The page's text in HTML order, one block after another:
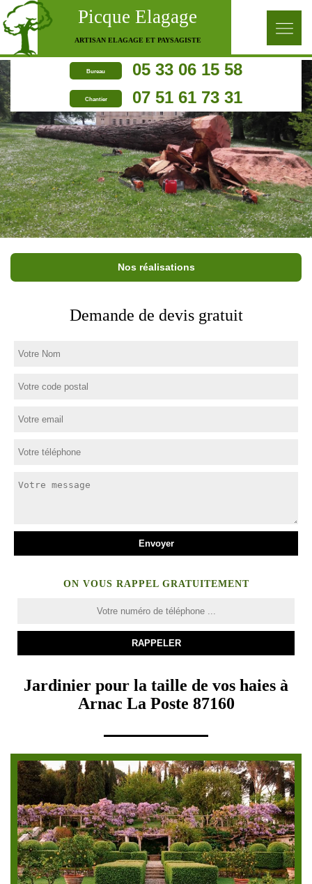
Picque Elagage
ARTISAN ELAGAGE ET PAYSAGISTE
Bureau 05 33 06 15 58
Chantier 07 51 61 73 31
Nos réalisations
Demande de devis gratuit
ON VOUS RAPPEL GRATUITEMENT
Jardinier pour la taille de vos haies à
Arnac La Poste 87160